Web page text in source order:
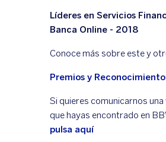
Líderes en Servicios
Banca Online - 2018
Conoce más sobre este y
Premios y Reconocimiento
Si quieres comunicarnos
que hayas encontrado en
pulsa aquí